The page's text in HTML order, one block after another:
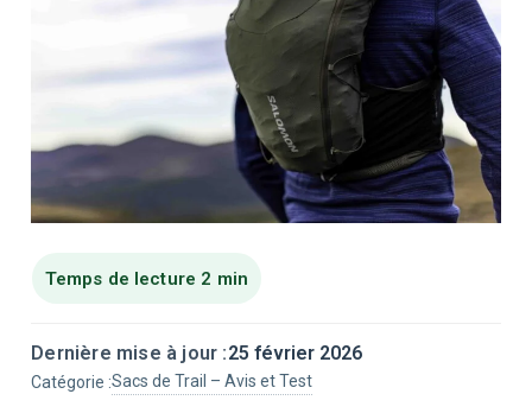
Dernière mise à jour :25 février 2026
Catégorie :Sacs de Trail – Avis et Test